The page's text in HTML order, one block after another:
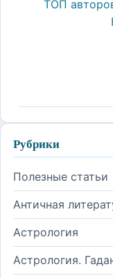
ТОП
Рубрики
Полезные статьи
Античная
Астрология
Астрология.